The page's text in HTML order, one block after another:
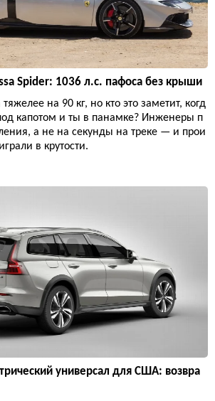
Spider: 1036 л.с. пафоса без крыши
на 90 кг, но кто это заметит, когд
капотом и ты в панамке? Инженеры п
а не на секунды на треке — и прои
в крутости.
универсал для США: возвра